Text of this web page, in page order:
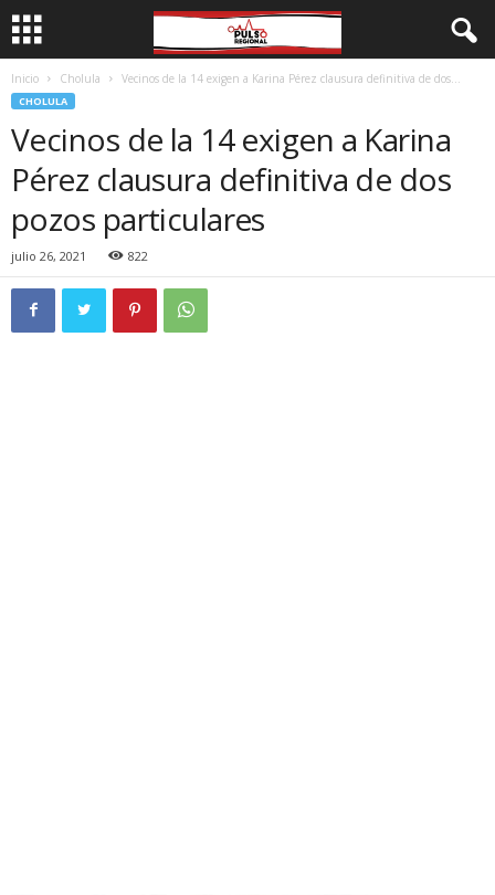
Inicio Cholula Vecinos de la 14 exigen a Karina Pérez clausura definitiva de dos...
CHOLULA
Vecinos de la 14 exigen a Karina
Pérez clausura definitiva de dos
pozos particulares
julio 26, 2021 822